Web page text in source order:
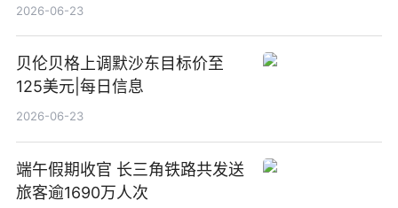
2026-06-23
贝伦贝格上调默沙东目标价至
125美元|每日信息
2026-06-23
端午假期收官 长三角铁路共发送
旅客逾1690万人次